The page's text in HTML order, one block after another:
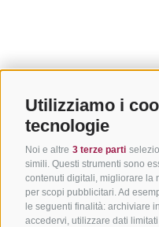
Utilizziamo i
tecnologie
Noi e altre 3 terze parti
simili. Questi strumenti sono
contenuti digitali, migliorare la
per scopi pubblicitari. Ad
le seguenti finalità: archiviare
accedervi, utilizzare dati